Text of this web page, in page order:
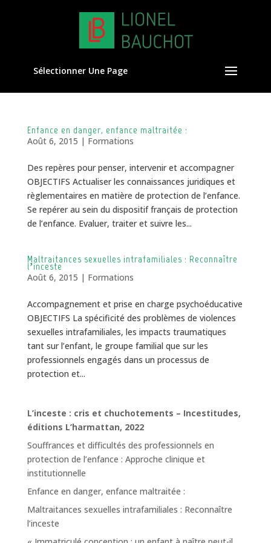
Sélectionner Une Page
Enfance en danger, enfance maltraitée :
Août 6, 2015 | Formations
Des repères pour penser, intervenir et accompagner
OBJECTIFS Actualiser les connaissances juridiques et
règlementaires en matière de protection de l’enfance.
Se repérer au sein du dispositif français de protection
de l’enfance. Evaluer, traiter et suivre les...
Maltraitances sexuelles intrafamiliales : Reconnaître
l’inceste
Août 6, 2015 | Formations
Accompagnement et prise en charge psychoéducative
OBJECTIFS La spécificité des problèmes de violences
sexuelles intrafamiliales, les impacts traumatiques
tant sur l’enfant, le groupe familial que sur les
professionnels engagés dans un processus de
protection et...
L’inceste : cris et chuchotements – Incestitudes,
éditions L’harmattan, 2022
Souffrances et difficultés des professionnels en
protection de l’enfance : Approche clinique et
institutionnelle
Enfance en danger, enfance maltraitée :
Maltraitances sexuelles intrafamiliales : Reconnaître
l’inceste